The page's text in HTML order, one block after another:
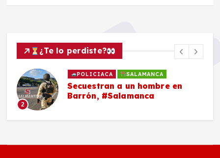
¿Te lo perdiste?
2
POLICIACA SALAMANCA
Secuestran a un hombre en
Barrón, #Salamanca